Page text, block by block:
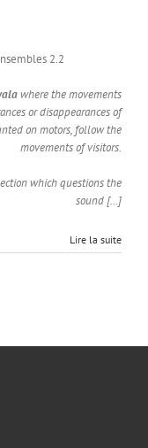
2.2
where the movements
or disappearances of
on motors, follow the
movements of visitors.
which questions the
sound […]
Lire la suite